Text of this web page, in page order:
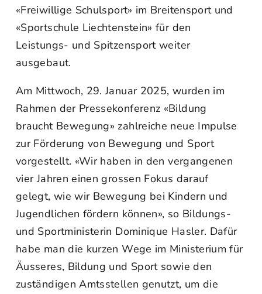
«Freiwillige Schulsport» im Breitensport und
«Sportschule Liechtenstein» für den
Leistungs- und Spitzensport weiter
ausgebaut.
Am Mittwoch, 29. Januar 2025, wurden im
Rahmen der Pressekonferenz «Bildung
braucht Bewegung» zahlreiche neue Impulse
zur Förderung von Bewegung und Sport
vorgestellt. «Wir haben in den vergangenen
vier Jahren einen grossen Fokus darauf
gelegt, wie wir Bewegung bei Kindern und
Jugendlichen fördern können», so Bildungs-
und Sportministerin Dominique Hasler. Dafür
habe man die kurzen Wege im Ministerium für
Äusseres, Bildung und Sport sowie den
zuständigen Amtsstellen genutzt, um die